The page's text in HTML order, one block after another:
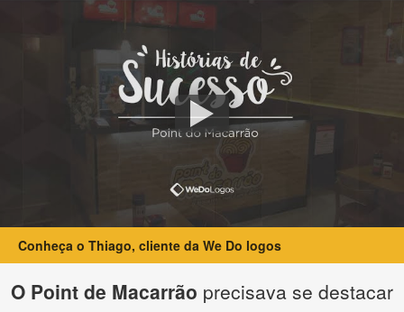
Conheça o Thiago, cliente da We Do logos
O Point de Macarrão precisava se destacar